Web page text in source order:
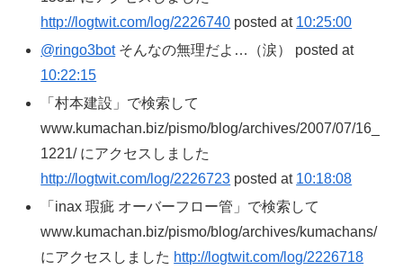
http://logtwit.com/log/2226740 posted at 10:25:00
@ringo3botそんなの無理だよ…（涙） posted at
10:22:15
「村本建設」で検索して
www.kumachan.biz/pismo/blog/archives/2007/07/16_
1221/ にアクセスしました
http://logtwit.com/log/2226723 posted at 10:18:08
「inax 瑕疵 オーバーフロー管」で検索して
www.kumachan.biz/pismo/blog/archives/kumachans/
にアクセスしました http://logtwit.com/log/2226718